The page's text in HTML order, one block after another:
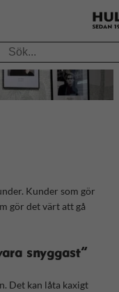
Kunder som gör
gör det värt att gå
snyggast”
Det kan låta kaxigt